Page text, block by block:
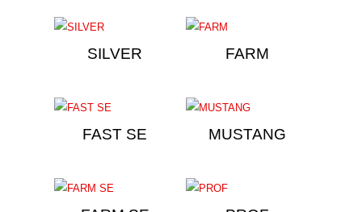
SILVER FARM
FAST SE MUSTANG